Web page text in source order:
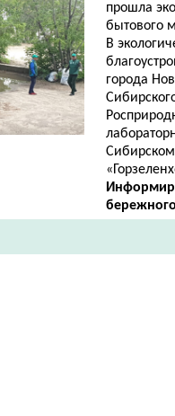
прошла
бытового
В
города